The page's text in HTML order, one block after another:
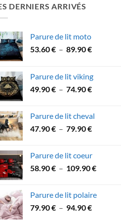
DERNIERS ARRIVÉS
Parure de lit moto
53.60€ – 89.90€Plage
53.60 €
à
Parure de lit viking
49.90€ – 74.90€Plage
49.90 €
à
Parure de lit cheval
47.90€ – 79.90€Plage
à
Parure de lit coeur
58.90€ – 109.90€Plage
58.90 €
Parure de lit polaire
79.90€ – 94.90€Plage